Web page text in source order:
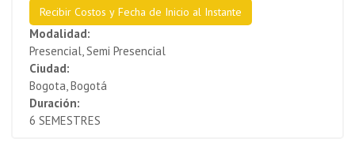
Recibir Costos y Fecha de Inicio al Instante
Modalidad:
Presencial, Semi Presencial
Ciudad:
Bogota, Bogotá
Duración:
6 SEMESTRES